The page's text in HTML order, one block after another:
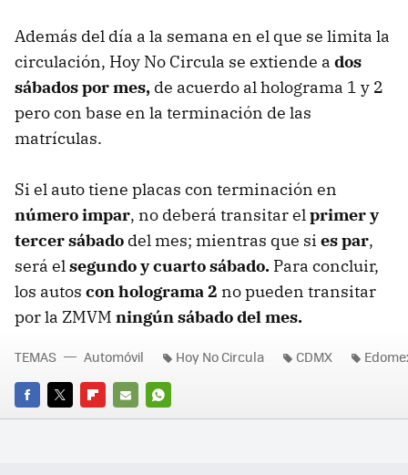
Además del día a la semana en el que se limita la
circulación, Hoy No Circula se extiende a dos
sábados por mes, de acuerdo al holograma 1 y 2
pero con base en la terminación de las
matrículas.
Si el auto tiene placas con terminación en
número impar, no deberá transitar elprimer y
tercer sábado del mes; mientras que si es par,
será elsegundo y cuarto sábado. Para concluir,
los autos con holograma 2 no pueden transitar
por la ZMVM ningún sábado del mes.
FACEBOOK
TWITTERFLIPBOARD
E-
WHATSAPP
TEMAS Automóvil Hoy No Circula CDMX